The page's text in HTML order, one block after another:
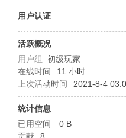
用户认证
活跃概况
用户组 初级玩家
在线时间
11 小时
上次活动时间
2021-8-4
统计信息
已用空间
0 B